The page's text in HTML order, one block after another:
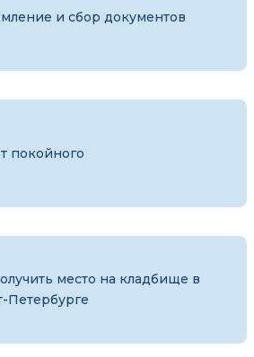
и сбор документов
покойного
место на кладбище в
Петербурге